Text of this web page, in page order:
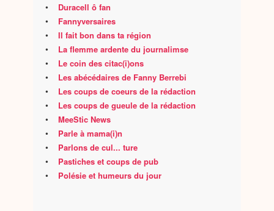
• Duracell ô fan
• Fannyversaires
• Il fait bon dans ta région
• La flemme ardente du journalimse
• Le coin des citac(i)ons
• Les abécédaires de Fanny Berrebi
• Les coups de coeurs de la rédaction
• Les coups de gueule de la rédaction
• MeeStic News
• Parle à mama(i)n
• Parlons de cul... ture
• Pastiches et coups de pub
• Polésie et humeurs du jour